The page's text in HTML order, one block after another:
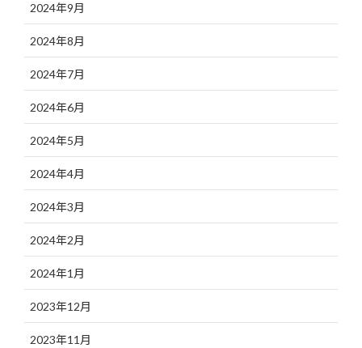
2024年9月
2024年8月
2024年7月
2024年6月
2024年5月
2024年4月
2024年3月
2024年2月
2024年1月
2023年12月
2023年11月